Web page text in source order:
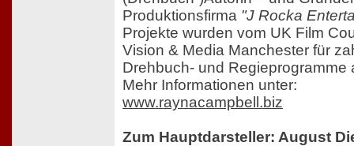
Produktionsfirma "J Rocka
Projekte wurden vom UK Film
Vision & Media Manchester für
Drehbuch- und Regieprogramme
Mehr Informationen unter:
www.raynacampbell.biz
Zum Hauptdarsteller: August